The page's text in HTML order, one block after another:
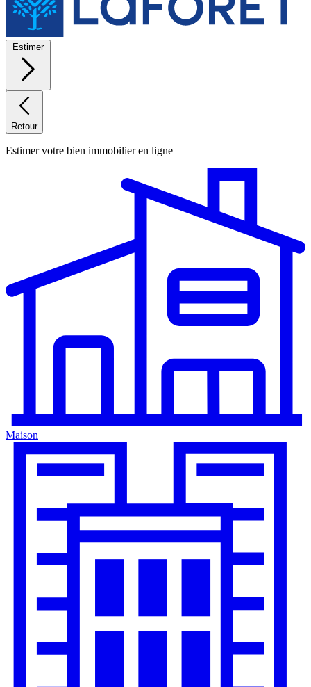
Estimer
Retour
Estimer votre bien immobilier en ligne
Maison